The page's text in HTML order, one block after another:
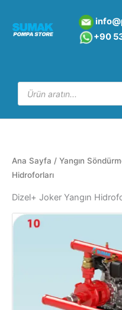
+90
search
Ana Sayfa / Yangın
Hidroforları
Dizel+ Joker Yangın